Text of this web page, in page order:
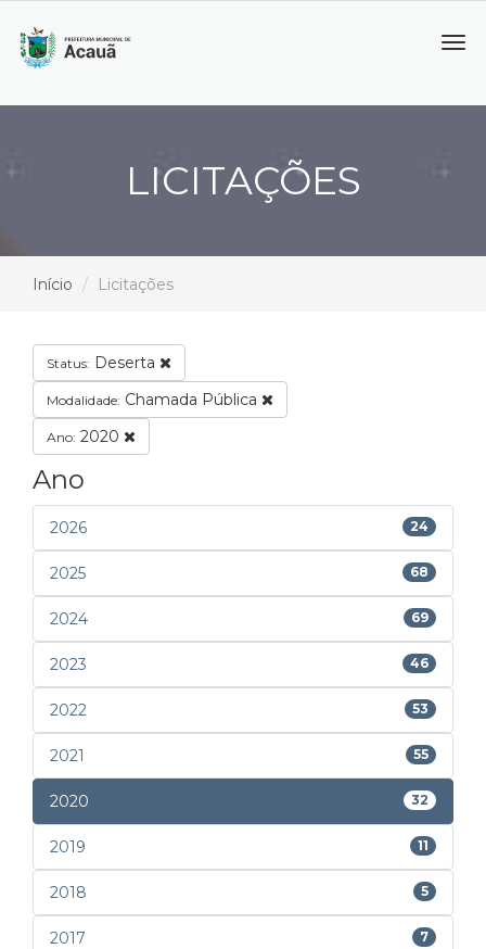
LICITAÇÕES
Início Licitações
Status: Deserta
Modalidade: Chamada Pública
Ano: 2020
Ano
2026 24
2025 68
2024 69
2023 46
2022 53
2021 55
2020 32
2019 11
2018 5
2017 7